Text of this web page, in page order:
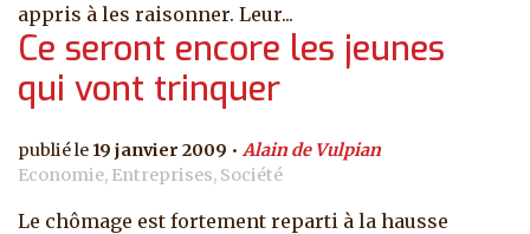
appris à les raisonner. Leur...
Ce seront encore les jeunes
qui vont trinquer
19 janvier 2009
Alain de Vulpian
Economie, Entreprises, Société
Le chômage est fortement reparti à la hausse